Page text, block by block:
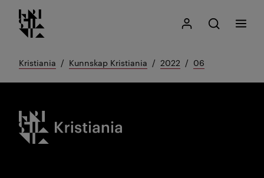
Gå
til
Kristiania logo
Mitt Kristiania
Åpne søk
Søk
Meny
Kristiania Kunnskap Kristiania 2022 06
Kristiania logo